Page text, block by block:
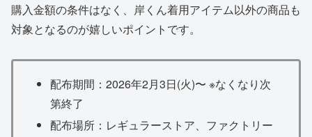
購入金額の条件はなく、岸くん着用アイテム以外の商品も
対象となるのが嬉しいポイントです。
配布期間：2026年2月3日(火)〜 ※なくなり次
第終了
配布場所：レギュラーストア、ファクトリー